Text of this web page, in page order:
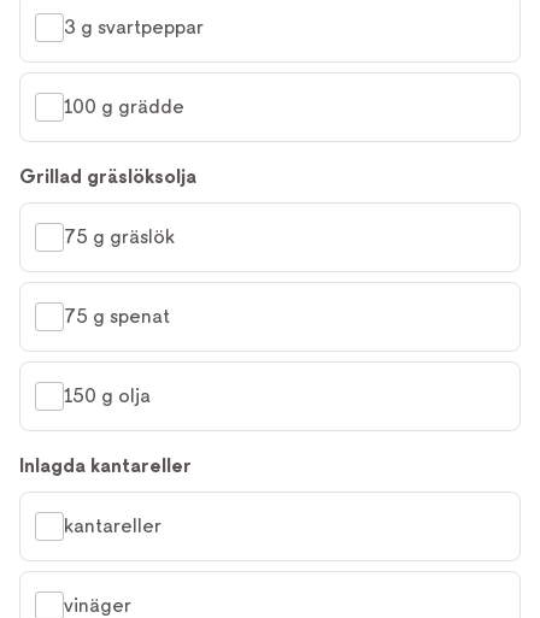
3 g svartpeppar
100 g grädde
Grillad gräslöksolja
75 g gräslök
75 g spenat
150 g olja
Inlagda kantareller
kantareller
vinäger